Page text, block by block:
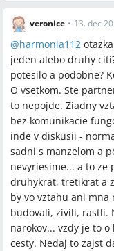
veronice • 13. dec
@harmonia112
jeden alebo druhy
potesilo a podobne?
O vsetkom. Ste
to nepojde. Ziadny
bez komunikacie
inde v diskusii -
sadni s manzelom a
nevyriesime... a to ze
druhykrat, tretikrat a
by vo vztahu ani mna
budovali, zivili, rastli.
narokov... vzdy je to o
cesty. Nedaj to zajst